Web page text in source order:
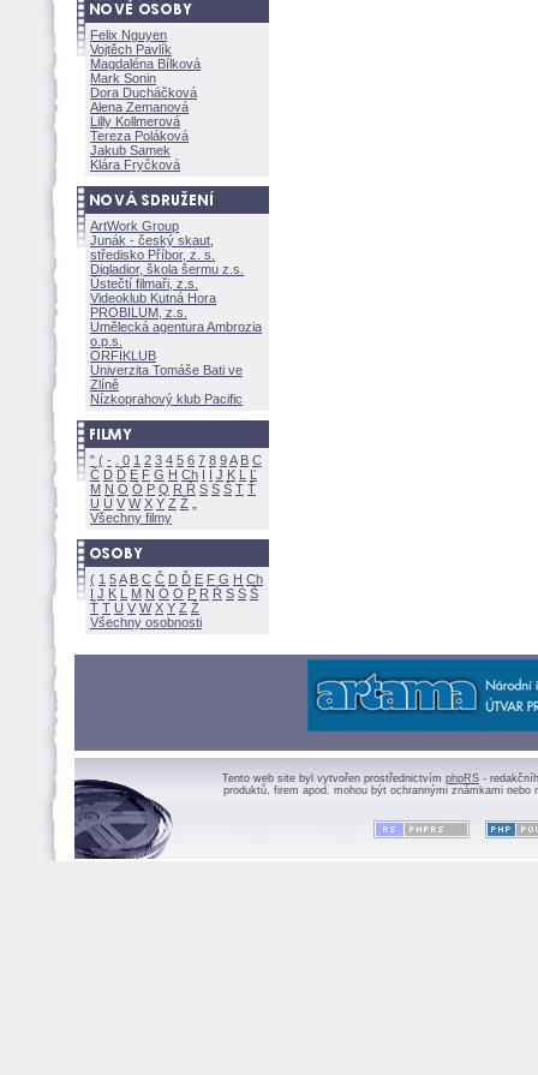
Felix Nguyen
Vojtěch Pavlík
Magdaléna Bílkov
Mark Sonin
Dora Ducháčkov
Alena Zemanov
Lilly Kollmerov
Tereza Polákov
Jakub Samek
Klára Fryčkov
ArtWork Group
Junák - český skaut,
středisko Příbor, z. s.
Digladior, škola šermu z.s.
Ústečtí filmaři, z.s.
Videoklub Kutná Hora
PROBILUM, z.s.
Umělecká agentura Ambrozia
o.p.s.
ORFIKLUB
Univerzita Tomáše Bati ve
Zlíně
Nízkoprahový klub Pacific
" ( - 0 1 2 3 4 5 6 7 8 9A B C
Č D Ď E F G H Ch I Í J K L
Ľ
M N O Ó P Q R Ř S Ś T Ť
U Ú V W X Y Z
Všechny filmy
( 1 5A B C Č D Ď E F G H Ch
I J K L M N Ó O P R Ř S Ś
Ť T U V W X Y Z
Všechny osobnosti
Tento web site byl vytvořen prostřednictvím phpRS -
produktů, firem apod. mohou být ochrannými známkami